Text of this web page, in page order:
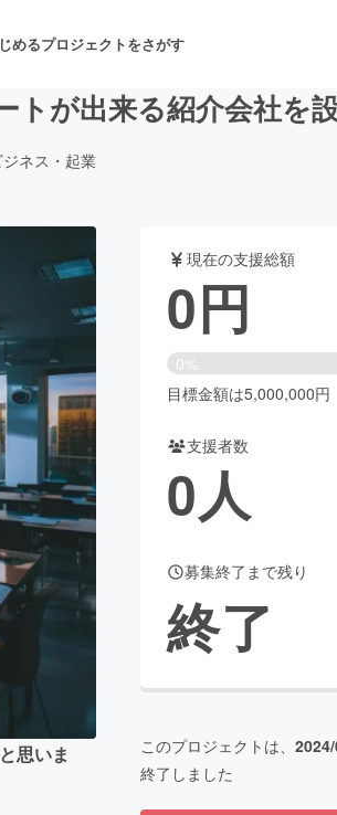
めるプロジェクトをさがす
舞台・パフォーマンス
フード・飲食店
アニメ・漫画
ビューティー・ヘルスケア
CAMPFIRE Creation
machi-ya コミュニティ
が出来る紹介会社を設
ジネス・起業
思いま
現在の支援総額
0円
0%
目標金額は5,000,000円
支援者数
0人
募集終了まで残り
終了
このプロジェクトは、
終了しました